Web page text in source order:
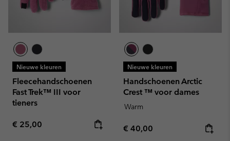
Nieuwe kleuren
Fleecehandschoenen
Fast Trek™ III voor
tieners
Regular price:
€ 25,00
Nieuwe kleuren
Handschoenen Arctic
Crest ™ voor dames
Warm
Regular price:
€ 40,00